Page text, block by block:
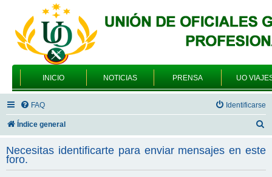
INICIO NOTICIAS PRENSA UO
FAQ Identificarse
Índice general
c
Necesitas identificarte para enviar mensajes en este
foro.